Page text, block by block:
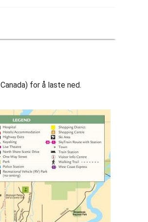
for å laste ned.